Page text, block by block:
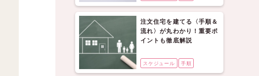
注文住宅を建てる〈手順＆
流れ〉が丸わかり！重要ポ
イントも徹底解説
スケジュール 手順